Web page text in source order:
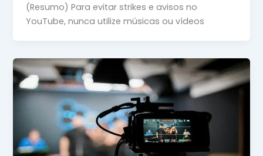
(Resumo) Para evitar strikes e avisos no
YouTube, nunca utilize músicas ou vídeos